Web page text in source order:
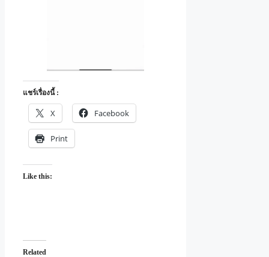
แชร์เรื่องนี้ :
X Facebook
Print
Like this:
Related